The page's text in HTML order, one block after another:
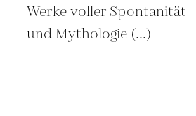
Werke voller Spontanität
und Mythologie (...)